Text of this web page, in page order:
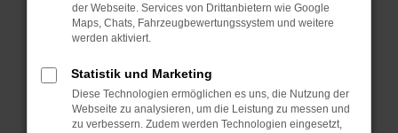
der voraussichtliche oder verbindliche
Fertigstellungstermin anzugeben.
Der Auftraggeber erhält eine Durchschrift des
Auftragsscheins.
Der Auftrag ermächtigt den Auftragnehmer,
Unteraufträge zu erteilen und Probefahrten sowie
Überführungsfahrten durchzuführen.
der Webseite. Services von Drittanbietern wie Google
Maps, Chats, Fahrzeugbewertungssystem und weitere
werden aktiviert.
Statistik und Marketing
Diese Technologien ermöglichen es uns, die Nutzung der
Webseite zu analysieren, um die Leistung zu messen und
zu verbessern. Zudem werden Technologien eingesetzt,